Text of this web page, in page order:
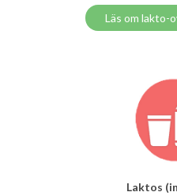
Läs om lakto-
Laktos